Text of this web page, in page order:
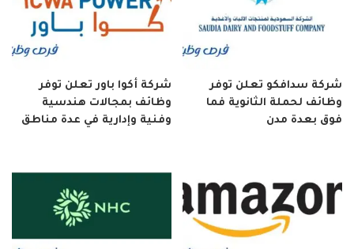
شركة سدافكو تعلن توفر
وظائف لحملة الثانوية فما
فوق بعدة مدن
شركة أكوا باور تعلن توفر
وظائف بمجالات هندسية
وفنية وإدارية في عدة مناطق